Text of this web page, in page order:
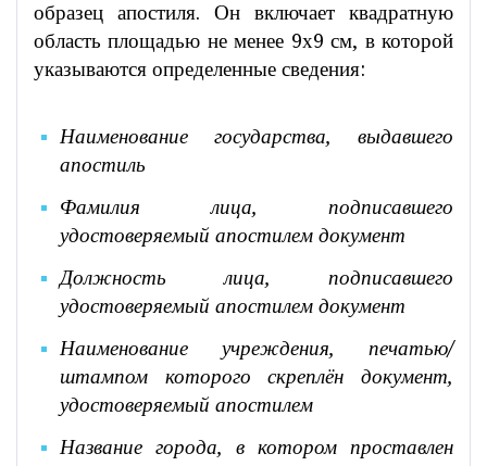
образец апостиля. Он включает квадратную
область площадью не менее 9х9 см, в которой
указываются определенные сведения:
Наименование государства, выдавшего
апостиль
Фамилия лица, подписавшего
удостоверяемый апостилем документ
Должность лица, подписавшего
удостоверяемый апостилем документ
Наименование учреждения, печатью/
штампом которого скреплён документ,
удостоверяемый апостилем
Название города, в котором проставлен